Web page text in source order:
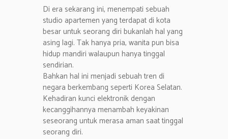
GAYA HIDUP
OLAHRAGA
OPINI
Di era sekarang ini, menempati sebuah
studio apartemen yang terdapat di kota
besar untuk seorang diri bukanlah hal yang
asing lagi. Tak hanya pria, wanita pun bisa
hidup mandiri walaupun hanya tinggal
sendirian.
Bahkan hal ini menjadi sebuah tren di
negara berkembang seperti Korea Selatan.
Kehadiran kunci elektronik dengan
kecanggihannya menambah keyakinan
seseorang untuk merasa aman saat tinggal
seorang diri.